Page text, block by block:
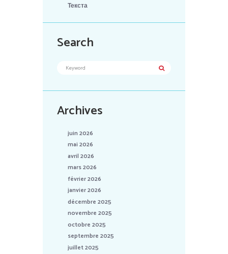
Текста
Search
Archives
juin 2026
mai 2026
avril 2026
mars 2026
février 2026
janvier 2026
décembre 2025
novembre 2025
octobre 2025
septembre 2025
juillet 2025